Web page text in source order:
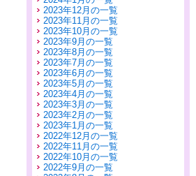
2023年12月の一覧
2023年11月の一覧
2023年10月の一覧
2023年9月の一覧
2023年8月の一覧
2023年7月の一覧
2023年6月の一覧
2023年5月の一覧
2023年4月の一覧
2023年3月の一覧
2023年2月の一覧
2023年1月の一覧
2022年12月の一覧
2022年11月の一覧
2022年10月の一覧
2022年9月の一覧